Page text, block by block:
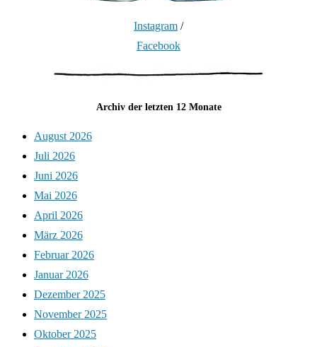
Instagram /
Facebook
Archiv der letzten 12 Monate
August 2026
Juli 2026
Juni 2026
Mai 2026
April 2026
März 2026
Februar 2026
Januar 2026
Dezember 2025
November 2025
Oktober 2025